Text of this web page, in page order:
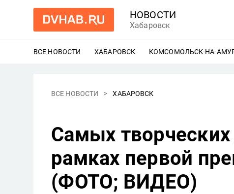
НОВОСТИ
Хабаровск
ВСЕ НОВОСТИ ХАБАРОВСК ЕЩЕ
КОМСОМОЛЬСК-НА-
ВСЕ НОВОСТИ ХАБАРОВСК
Самых творческих
рамках первой
(ФОТО; ВИДЕО)